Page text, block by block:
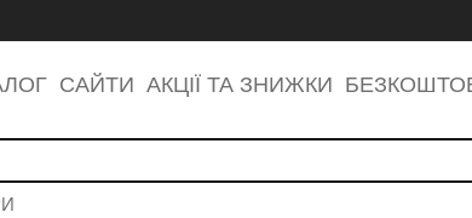
САЙТИ АКЦІЇ ТА ЗНИЖКИ